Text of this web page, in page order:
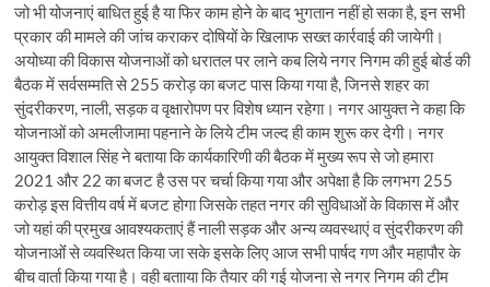
जो भी योजनाएं बाधित हुई है या फिर काम होने के बाद भुगतान नहीं हो सका है, इन सभी
प्रकार की मामले की जांच कराकर दोषियों के खिलाफ सख्त कार्रवाई की जायेगी।
अयोध्या की विकास योजनाओं को धरातल पर लाने कब लिये नगर निगम की हुई बोर्ड की
बैठक में सर्वसम्मति से 255 करोड़ का बजट पास किया गया है, जिनसे शहर का
सुंदरीकरण, नाली, सड़क व वृक्षारोपण पर विशेष ध्यान रहेगा। नगर आयुक्त ने कहा कि
योजनाओं को अमलीजामा पहनाने के लिये टीम जल्द ही काम शुरू कर देगी। नगर
आयुक्त विशाल सिंह ने बताया कि कार्यकारिणी की बैठक में मुख्य रूप से जो हमारा
2021 और 22 का बजट है उस पर चर्चा किया गया और अपेक्षा है कि लगभग 255
करोड़ इस वित्तीय वर्ष में बजट होगा जिसके तहत नगर की सुविधाओं के विकास में और
जो यहां की प्रमुख आवश्यकताएं हैं नाली सड़क और अन्य व्यवस्थाएं व सुंदरीकरण की
योजनाओंं से व्यवस्थित किया जा सके इसके लिए आज सभी पार्षद गण और महापौर के
बीच वार्ता किया गया है। वही बतााया कि तैयार की गई योजना से नगर निगम की टीम